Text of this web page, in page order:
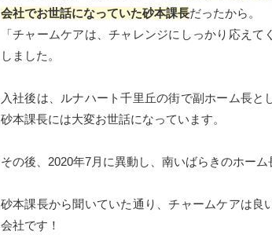
会社でお世話になっていた砂本課長だったから。
「チャームケアは、チャレンジにしっかり応え
しました。
入社後は、ルナハート千里丘の街で副ホーム長
砂本課長には大変お世話になっています。
その後、2020年7月に異動し、南いばらきのホーム
砂本課長から聞いていた通り、チャームケアは良
会社です！